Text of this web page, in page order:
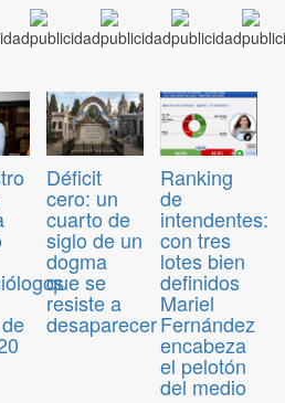
Déficit
cero: un
cuarto de
siglo de un
dogma
que se
resiste a
desaparecer
Ranking
de
intendentes:
con tres
lotes bien
definidos
Mariel
Fernández
encabeza
el pelotón
del medio